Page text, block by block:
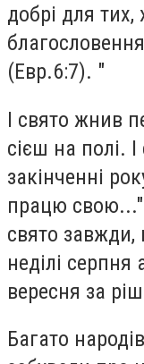
добрі для тих,
(Евр.6:7). "
І свято жнив
сієш на полі.
закінченні
працю свою..."
свято завжди,
неділі
вересня за
Багато